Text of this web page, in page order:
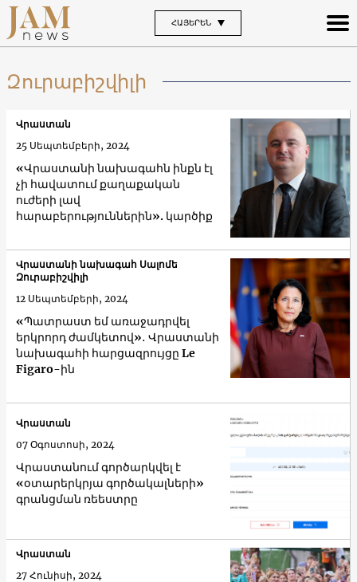
ՀԱՅԵՐԵՆ
Զուրաբիշվիլի
«Վրաստանի նախագահն ինքն էլ
չի հավատում քաղաքական
ուժերի լավ
հարաբերություններին». կարծիք
Վրաստան
25 Սեպտեմբերի, 2024
«Պատրաստ եմ առաջադրվել
երկրորդ ժամկետով»․ Վրաստանի
նախագահի հարցազրույցը Le
Figaro-ին
Վրաստանի նախագահ Սալոմե
Զուրաբիշվիլի
12 Սեպտեմբերի, 2024
Վրաստանում գործարկվել է
«օտարերկրյա գործակալների»
գրանցման ռեեստրը
Վրաստան
07 Օգոստոսի, 2024
Վրաստան
27 Հունիսի, 2024